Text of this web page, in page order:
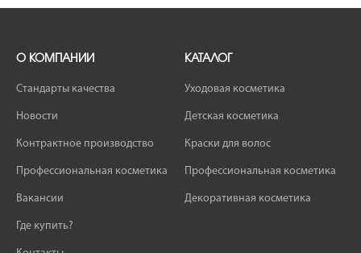
О КОМПАНИИ
Стандарты качества
Новости
Контрактное производство
Профессиональная косметика
Вакансии
Где купить?
КАТАЛОГ
Уходовая косметика
Детская косметика
Краски для волос
Профессиональная косметика
Декоративная косметика